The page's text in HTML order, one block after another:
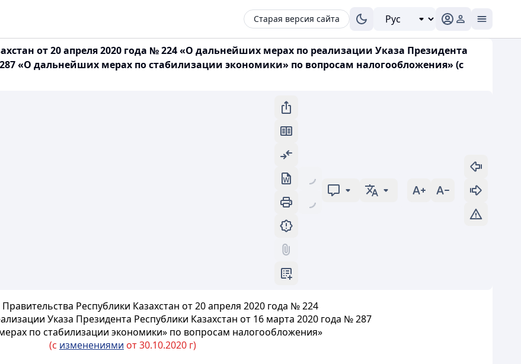
Старая версия сайта
от 20 апреля 2020 года № 224 «О дальнейших мерах по реализации Указа Президента
«О дальнейших мерах по стабилизации экономики» по вопросам налогообложения» (с
Республики Казахстан от 20 апреля 2020 года № 224
Указа Президента Республики Казахстан от 16 марта 2020 года № 287
по стабилизации экономики» по вопросам налогообложения»
(с изменениями от 30.10.2020 г)